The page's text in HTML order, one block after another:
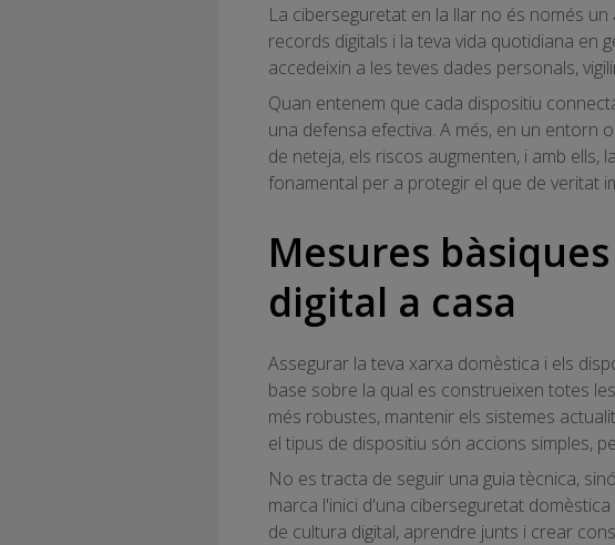
La ciberseguretat en la llar no és només
records digitals i la teva vida quotidiana en
accedeixin a les teves dades personals,
Quan entenem que cada dispositiu
una defensa efectiva. A més, en un
de neteja, els riscos augmenten, i amb
fonamental per a protegir el que de veritat
Mesures
digital a casa
Assegurar la teva xarxa domèstica i els
base sobre la qual es construeixen totes
més robustes, mantenir els sistemes
el tipus de dispositiu són accions simples,
No es tracta de seguir una guia tècnica,
marca l'inici d'una ciberseguretat
de cultura digital, aprendre junts i crear